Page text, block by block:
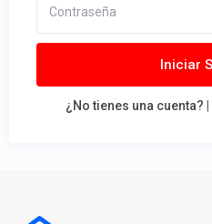
Iniciar
¿No tienes una cuenta?